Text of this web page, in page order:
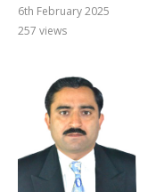
6th February 2025
257 views